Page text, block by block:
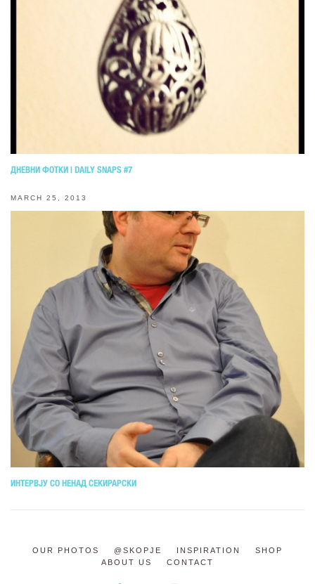
ДНЕВНИ ФОТКИ | DAILY SNAPS #7
MARCH 25, 2013
ИНТЕРВЈУ СО НЕНАД СЕКИРАРСКИ
OUR PHOTOS @SKOPJE INSPIRATION
SHOP
ABOUT US
CONTACT